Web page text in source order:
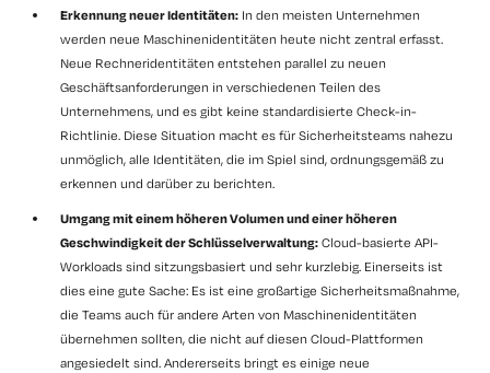
Erkennung neuer Identitäten: In den meisten Unternehmen
werden neue Maschinenidentitäten heute nicht zentral erfasst.
Neue Rechneridentitäten entstehen parallel zu neuen
Geschäftsanforderungen in verschiedenen Teilen des
Unternehmens, und es gibt keine standardisierte Check-in-
Richtlinie. Diese Situation macht es für Sicherheitsteams nahezu
unmöglich, alle Identitäten, die im Spiel sind, ordnungsgemäß zu
erkennen und darüber zu berichten.
Umgang mit einem höheren Volumen und einer höheren
Geschwindigkeit der Schlüsselverwaltung: Cloud-basierte API-
Workloads sind sitzungsbasiert und sehr kurzlebig. Einerseits ist
dies eine gute Sache: Es ist eine großartige Sicherheitsmaßnahme,
die Teams auch für andere Arten von Maschinenidentitäten
übernehmen sollten, die nicht auf diesen Cloud-Plattformen
angesiedelt sind. Andererseits bringt es einige neue